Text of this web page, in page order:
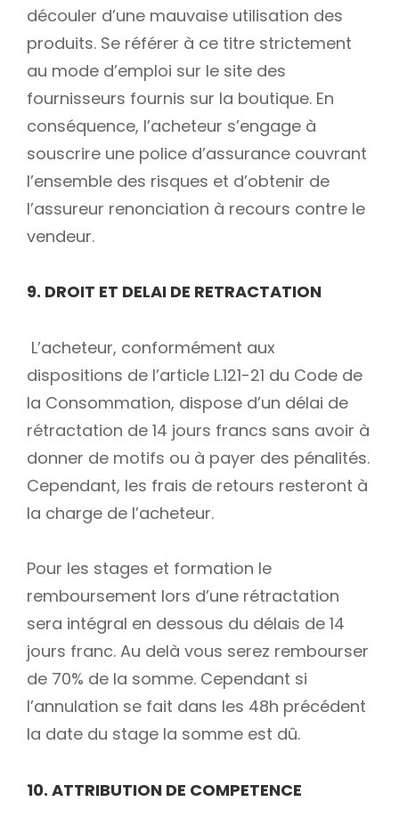
découler d’une mauvaise utilisation des
produits. Se référer à ce titre strictement
au mode d’emploi sur le site des
fournisseurs fournis sur la boutique. En
conséquence, l’acheteur s’engage à
souscrire une police d’assurance couvrant
l’ensemble des risques et d’obtenir de
l’assureur renonciation à recours contre le
vendeur.
9. DROIT ET DELAI DE RETRACTATION
L’acheteur, conformément aux
dispositions de l’article L.121-21 du Code de
la Consommation, dispose d’un délai de
rétractation de 14 jours francs sans avoir à
donner de motifs ou à payer des pénalités.
Cependant, les frais de retours resteront à
la charge de l’acheteur.
Pour les stages et formation le
remboursement lors d’une rétractation
sera intégral en dessous du délais de 14
jours franc. Au delà vous serez rembourser
de 70% de la somme. Cependant si
l’annulation se fait dans les 48h précédent
la date du stage la somme est dû.
10. ATTRIBUTION DE COMPETENCE